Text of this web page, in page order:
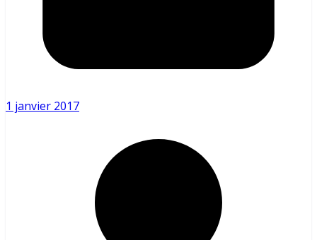
1 janvier 2017